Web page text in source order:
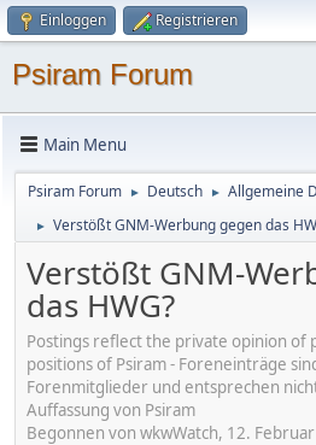
Einloggen Registrieren
Psiram Forum
Main Menu
Psiram Forum ► Deutsch ► Allgemeine
► Verstößt GNM-Werbung gegen das
Verstößt GNM-
das HWG?
Postings reflect the private opinion of
positions of Psiram - Foreneinträge
Forenmitglieder und entsprechen
Auffassung von Psiram
Begonnen von wkwWatch, 12.